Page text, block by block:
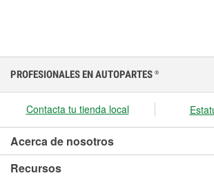
PROFESIONALES EN AUTOPARTES ®
Contacta tu tienda local
Acerca de nosotros
Recursos